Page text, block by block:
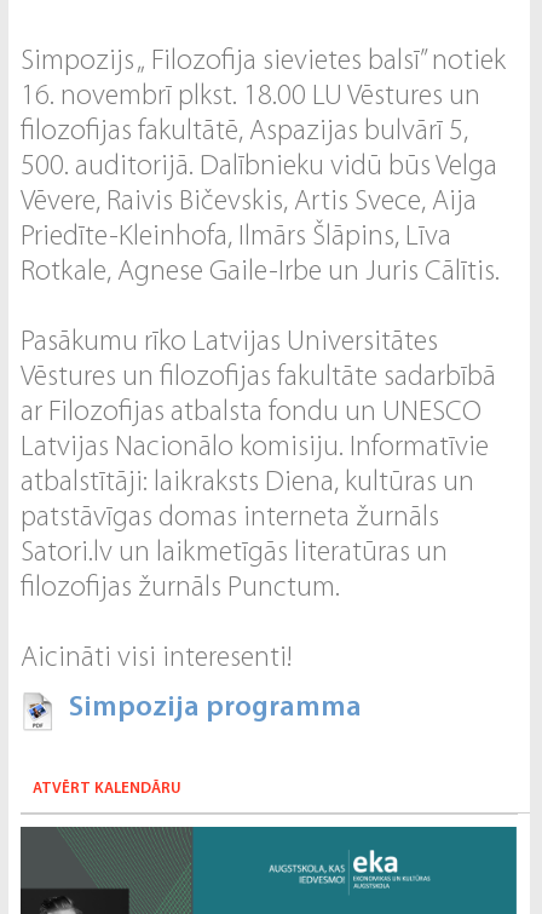
Simpozijs „ Filozofija sievietes balsī” notiek
16. novembrī plkst. 18.00 LU Vēstures un
filozofijas fakultātē, Aspazijas bulvārī 5,
500. auditorijā. Dalībnieku vidū būs Velga
Vēvere, Raivis Bičevskis, Artis Svece, Aija
Priedīte-Kleinhofa, Ilmārs Šlāpins, Līva
Rotkale, Agnese Gaile-Irbe un Juris Cālītis.
Pasākumu rīko Latvijas Universitātes
Vēstures un filozofijas fakultāte sadarbībā
ar Filozofijas atbalsta fondu un UNESCO
Latvijas Nacionālo komisiju. Informatīvie
atbalstītāji: laikraksts Diena, kultūras un
patstāvīgas domas interneta žurnāls
Satori.lv un laikmetīgās literatūras un
filozofijas žurnāls Punctum.
Aicināti visi interesenti!
Simpozija programma
ATVĒRT KALENDĀRU